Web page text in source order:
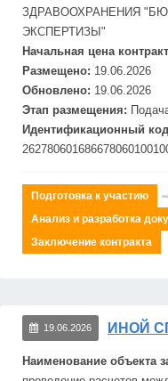
ЗДРАВООХРАНЕНИЯ
ЭКСПЕРТИЗЫ"
Начальная цена
Размещено: 19.06.2026
Обновлено: 19.06.2026
Этап размещения:
Идентификационный
Подготовка к участию
Анализ и разработка
Заключение контракта
19.06.2026 ИНОЙ
Наименование объекта